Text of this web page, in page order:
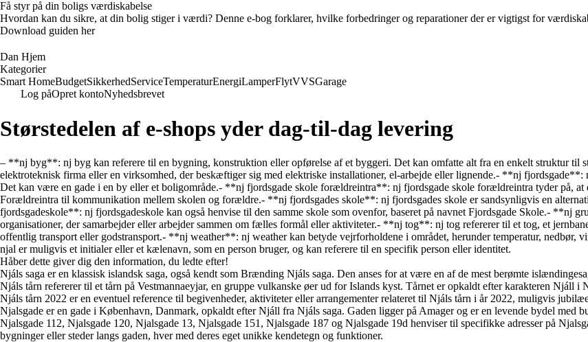
Få styr på din boligs værdiskabelse
Hvordan kan du sikre, at din bolig stiger i værdi? Denne e-bog forklarer, hvilke forbedringer og reparationer der er vigtigst for
Download guiden her
Dan Hjem
Kategorier
Smart HomeBudgetSikkerhedServiceTemperaturEnergiLamperFlytVVSGarage
Log påOpret kontoNyhedsbrevet
Størstedelen af e-shops yder dag-til-dag levering
– **nj byg**: nj byg kan referere til en bygning, konstruktion eller opførelse af et byggeri. Det kan omfatte alt fra en enkelt struktur
elektroteknisk firma eller en virksomhed, der beskæftiger sig med elektriske installationer, el-arbejde eller lignende.- **nj
Det kan være en gade i en by eller et boligområde.- **nj fjordsgade skole forældreintra**: nj fjordsgade skole forældreintra tyder på, at
Forældreintra til kommunikation mellem skolen og forældre.- **nj fjordsgades skole**: nj fjordsgades skole er sandsynligvis en
fjordsgadeskole**: nj fjordsgadeskole kan også henvise til den samme skole som ovenfor, baseret på navnet Fjordsgade Skole.- **nj
organisationer, der samarbejder eller arbejder sammen om fælles formål eller aktiviteter.- **nj tog**: nj tog refererer til et tog, et
offentlig transport eller godstransport.- **nj weather**: nj weather kan betyde vejrforholdene i området, herunder temperatur,
njal er muligvis et initialer eller et kælenavn, som en person bruger, og kan referere til en specifik person eller identitet.
Håber dette giver dig den information, du ledte efter!
Njáls saga er en klassisk islandsk saga, også kendt som Brænding Njáls saga. Den anses for at være en af de mest berømte
Njáls tårn refererer til et tårn på Vestmannaeyjar, en gruppe vulkanske øer ud for Islands kyst. Tårnet er opkaldt efter karakteren Njáll
Njáls tårn 2022 er en eventuel reference til begivenheder, aktiviteter eller arrangementer relateret til Njáls tårn i år 2022, muligvis
Njalsgade er en gade i København, Danmark, opkaldt efter Njáll fra Njáls saga. Gaden ligger på Amager og er en levende bydel med
Njalsgade 112, Njalsgade 120, Njalsgade 13, Njalsgade 151, Njalsgade 187 og Njalsgade 19d henviser til specifikke adresser på
bygninger eller steder langs gaden, hver med deres eget unikke kendetegn og funktioner.